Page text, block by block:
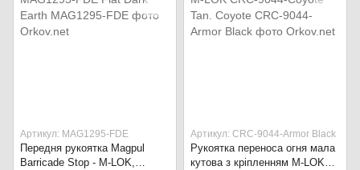
Артикул: MAG1295-FDE
Передня рукоятка Magpul
Barricade Stop - M-LOK,
Артикул: CRC-9044-Armor Black
Рукоятка переноса огня мала
кутова з кріпленням M-LOK